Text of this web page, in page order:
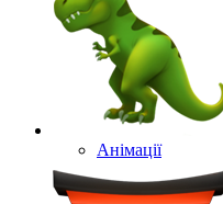
Анімації